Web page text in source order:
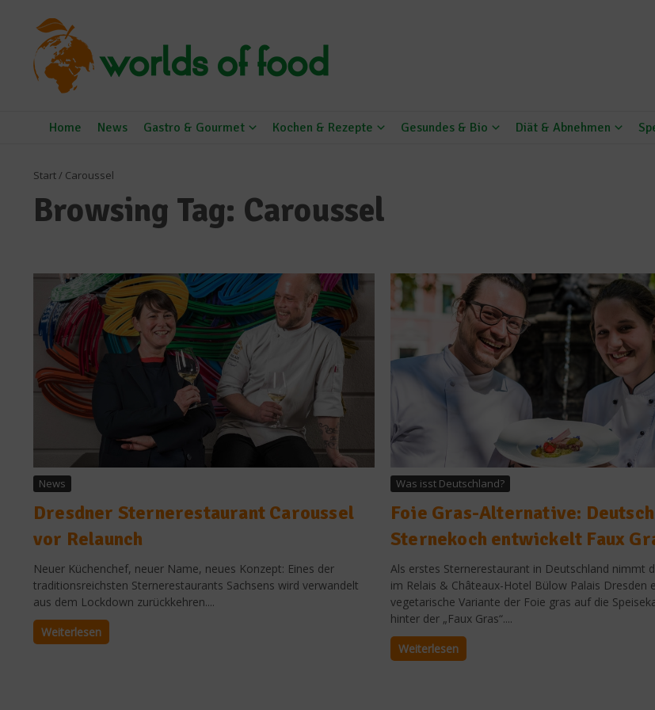
Home News Gastro & Gourmet Kochen & Rezepte Gesundes & Bio Diät & Abnehmen
Start/ Caroussel
Browsing Tag: Caroussel
News
Dresdner Sternerestaurant Caroussel
vor Relaunch
Neuer Küchenchef, neuer Name, neues Konzept: Eines der
traditionsreichsten Sternerestaurants Sachsens wird verwandelt
aus dem Lockdown zurückkehren....
Weiterlesen
Was isst Deutschland?
Foie Gras-Alternative:
Sternekoch entwickelt Faux
Als erstes Sternerestaurant in Deutschland nimmt
im Relais & Châteaux-Hotel Bülow Palais Dresden
vegetarische Variante der Foie gras auf die
hinter der „Faux Gras“....
Weiterlesen